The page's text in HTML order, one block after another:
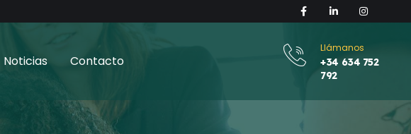
Noticias Contacto
Llámanos
+34 634 752
792